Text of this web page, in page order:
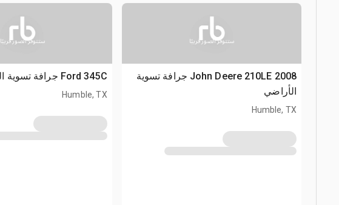
ستتوفر الصور قريبًا
2008 John Deere 210LE جرافة تسوية
الأراضي
Humble, TX
ستتوفر الصور قريبًا
Ford 345C جرافة تسوية الأراضي
Humble, TX